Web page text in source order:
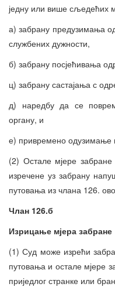
једну или више сљедећих
а) забрану предузимања
службених дужности,
б) забрану посјећивања
ц) забрану састајања с
д) наредбу да се
органу, и
е) привремено одузимање
(2) Остале мјере
изречене уз забрану
путовања из члана 126.
Члан 126.б
Изрицање мјера забране
(1) Суд може изрећи
путовања и остале мјере
приједлог странке или